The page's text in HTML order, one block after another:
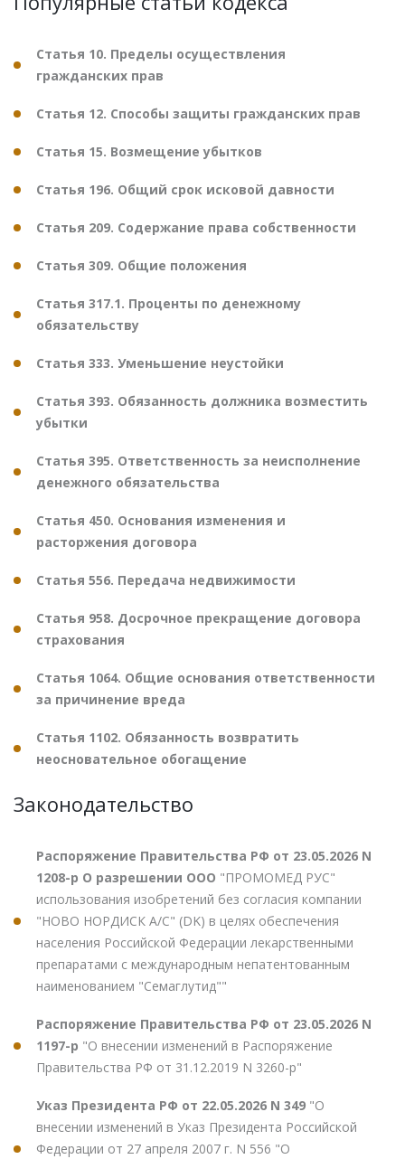
Статья 10. Пределы осуществления
гражданских прав
Статья 12. Способы защиты гражданских прав
Статья 15. Возмещение убытков
Статья 196. Общий срок исковой давности
Статья 209. Содержание права собственности
Статья 309. Общие положения
Статья 317.1. Проценты по денежному
обязательству
Статья 333. Уменьшение неустойки
Статья 393. Обязанность должника возместить
убытки
Статья 395. Ответственность за неисполнение
денежного обязательства
Статья 450. Основания изменения и
расторжения договора
Статья 556. Передача недвижимости
Статья 958. Досрочное прекращение договора
страхования
Статья 1064. Общие основания ответственности
за причинение вреда
Статья 1102. Обязанность возвратить
неосновательное обогащение
Законодательство
Распоряжение Правительства РФ от 23.05.2026 N
1208-р О разрешении ООО "ПРОМОМЕД РУС"
использования изобретений без согласия компании
"НОВО НОРДИСК А/С" (DK) в целях обеспечения
населения Российской Федерации лекарственными
препаратами с международным непатентованным
наименованием "Семаглутид""
Распоряжение Правительства РФ от 23.05.2026 N
1197-р "О внесении изменений в Распоряжение
Правительства РФ от 31.12.2019 N 3260-р"
Указ Президента РФ от 22.05.2026 N 349 "О
внесении изменений в Указ Президента Российской
Федерации от 27 апреля 2007 г. N 556 "О